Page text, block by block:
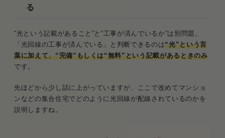
る
“光という記載があること”と“工事が済んでいるか”は別問題。
「光回線の工事が済んでいる」と判断できるのは“光”という言
葉に加えて、“完備”もしくは“無料”という記載があるときのみ
です。
先ほどから少し話に上がっていますが、ここで改めてマンショ
ンなどの集合住宅でどのように光回線が配線されているのかを
説明しますね。